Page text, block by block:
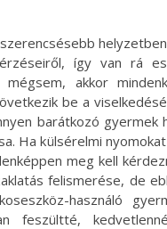
így van rá
akkor
be a
barátkozó gyermek
Ha külsérelmi
meg kell
felismerése, de
használó
feszültté,